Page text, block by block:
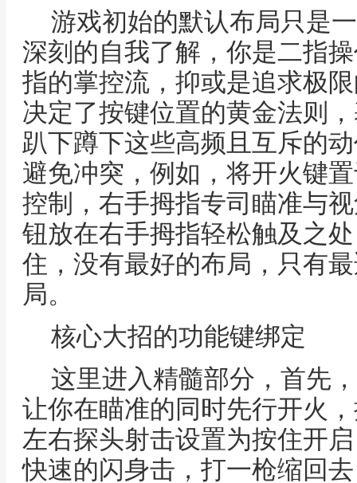
游戏初始的默认布局只是
深刻的自我了解，你是二指
指的掌控流，抑或是追求极
决定了按键位置的黄金法则
趴下蹲下这些高频且互斥的
避免冲突，例如，将开火键
控制，右手拇指专司瞄准与
钮放在右手拇指轻松触及之
住，没有最好的布局，只有
局。
核心大招的功能键绑定
这里进入精髓部分，首先
让你在瞄准的同时先行开火
左右探头射击设置为按住开
快速的闪身击，打一枪缩回